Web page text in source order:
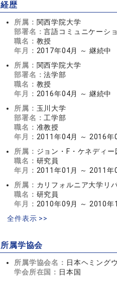
経歴
所属： 関西学院大学
部署名：言語コミュニケーシ
職名： 教授
年月： 2017年04月 ～ 継続中
所属： 関西学院大学
部署名：法学部
職名： 教授
年月： 2016年04月 ～ 継続中
所属： 玉川大学
部署名： 工学部
職名： 准教授
年月： 2011年04月 ～ 2016年
所属： ジョン・F・ケネディ
職名： 研究員
年月： 2011年01月 ～ 2011年
所属： カリフォルニア大学リ
職名： 研究員
年月： 2010年09月 ～ 2010年
全件表示 >>
所属学協会
所属学協会名： 日本ヘミング
学会所在国： 日本国